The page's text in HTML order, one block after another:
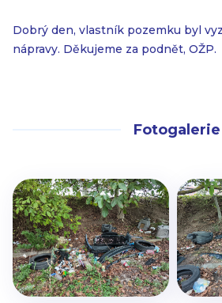
Dobrý den, vlastník pozemku byl
nápravy. Děkujeme za podnět, OŽP.
Fotogalerie